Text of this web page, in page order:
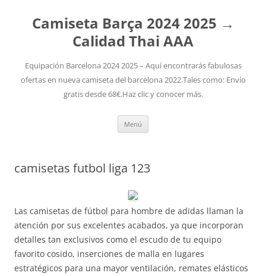
Camiseta Barça 2024 2025 →
Calidad Thai AAA
Equipación Barcelona 2024 2025 – Aquí encontrarás fabulosas
ofertas en nueva camiseta del barcelona 2022.Tales como: Envío
gratis desde 68€.Haz clic y conocer más.
Menú
camisetas futbol liga 123
Las camisetas de fútbol para hombre de adidas llaman la
atención por sus excelentes acabados, ya que incorporan
detalles tan exclusivos como el escudo de tu equipo
favorito cosido, inserciones de malla en lugares
estratégicos para una mayor ventilación, remates elásticos